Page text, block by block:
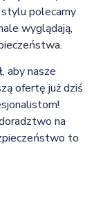
polecamy
wyglądają,
aby nasze
ofertę już dziś
na
to